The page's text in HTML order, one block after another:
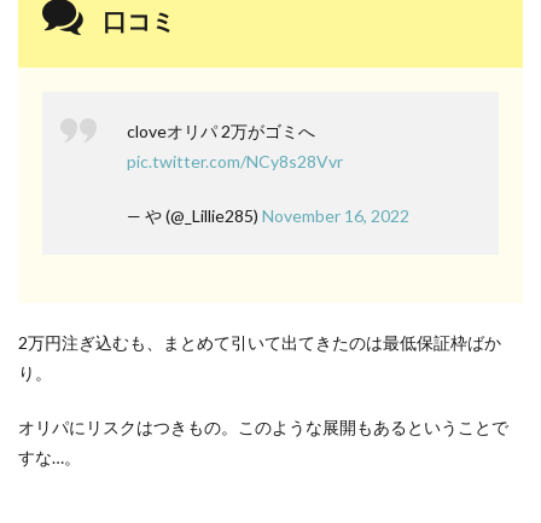
口コミ
cloveオリパ 2万がゴミへ
pic.twitter.com/NCy8s28Vvr
— や (@_Lillie285) November 16, 2022
2万円注ぎ込むも、まとめて引いて出てきたのは最低保証枠ばか
り。
オリパにリスクはつきもの。このような展開もあるということで
すな…。